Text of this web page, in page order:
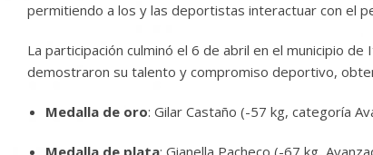
permitiendo a los y las deportistas interactuar con el
La participación culminó el 6 de abril en el municipio
demostraron su talento y compromiso deportivo,
Medalla de oro: Gilar Castaño (-57 kg, categoría
Medalla de plata: Gianella Pacheco (-67 kg,